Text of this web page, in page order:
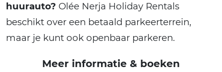
huurauto? Olée Nerja Holiday Rentals
beschikt over een betaald parkeerterrein,
maar je kunt ook openbaar parkeren.
Meer informatie & boeken